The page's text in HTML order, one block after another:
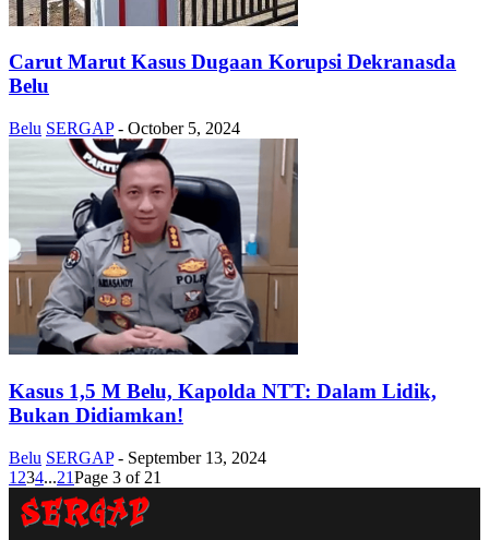
Carut Marut Kasus Dugaan Korupsi Dekranasda
Belu
Belu SERGAP - October 5, 2024
Kasus 1,5 M Belu, Kapolda NTT: Dalam Lidik,
Bukan Didiamkan!
Belu SERGAP - September 13, 2024
1 234...21Page 3 of 21